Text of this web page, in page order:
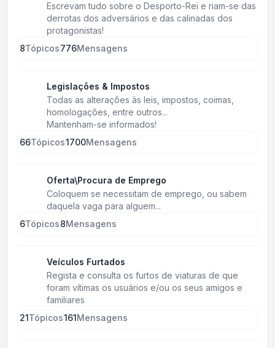
Escrevam tudo sobre o Desporto-Rei e riam-se das
derrotas dos adversários e das calinadas dos
protagonistas!
8Tópicos776Mensagens
Legislações & Impostos
Todas as alterações às leis, impostos, coimas,
homologações, entre outros...
Mantenham-se informados!
66Tópicos1700Mensagens
Oferta\Procura de Emprego
Coloquem se necessitam de emprego, ou sabem
daquela vaga para alguem...
6Tópicos8Mensagens
Veículos Furtados
Regista e consulta os furtos de viaturas de que
foram vítimas os usuários e/ou os seus amigos e
familiares
21Tópicos161Mensagens